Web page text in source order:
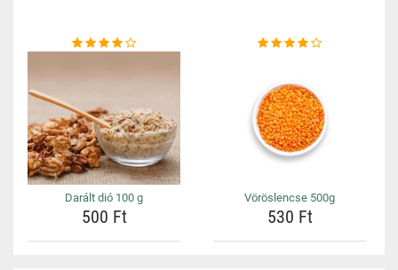
Darált dió 100 g
500 Ft
Vöröslencse 500g
530 Ft